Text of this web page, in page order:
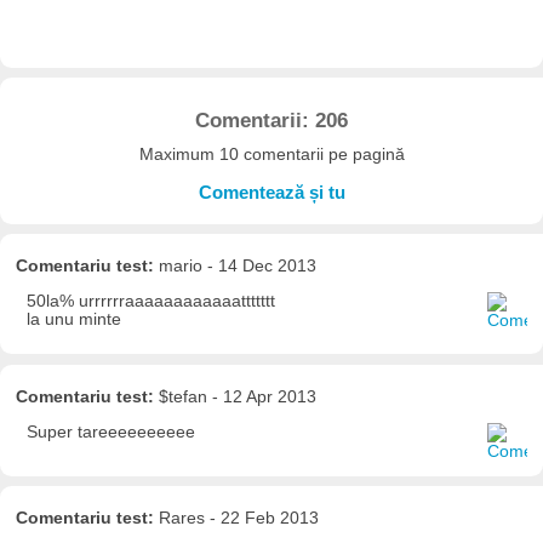
Comentarii: 206
Maximum 10 comentarii pe pagină
Comentează și tu
Comentariu test: mario - 14 Dec 2013
50la% urrrrrraaaaaaaaaaaattttttt
la unu minte
Comentariu test: $tefan - 12 Apr 2013
Super tareeeeeeeeee
Comentariu test: Rares - 22 Feb 2013